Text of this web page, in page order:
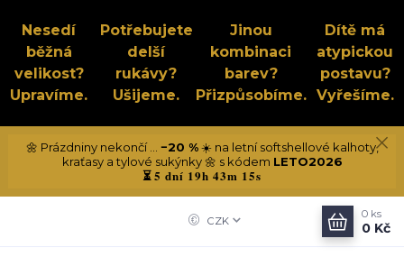
Nesedí
běžná
velikost?
Upravíme.
Potřebujete
delší
rukávy?
Ušijeme.
Jinou
kombinaci
barev?
Přizpůsobíme.
Dítě má
atypickou
postavu?
Vyřešíme.
🌼 Prázdniny nekončí ... −20 %☀️ na letní softshellové kalhoty,
kraťasy a tylové sukýnky 🌼 s kódem LETO2026
⏳5 dní 19h 43m 15s
CZK
0 ks
0 Kč